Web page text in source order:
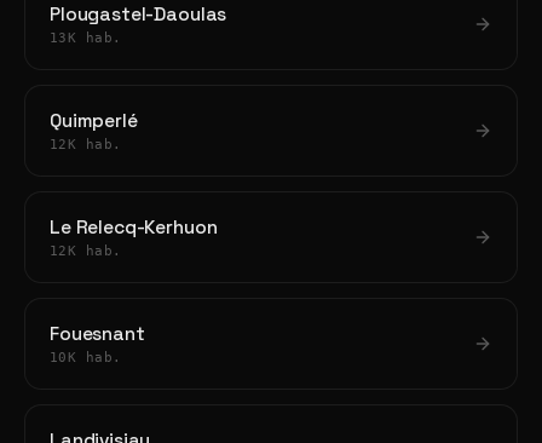
Plougastel-Daoulas
13K hab.
Quimperlé
12K hab.
Le Relecq-Kerhuon
12K hab.
Fouesnant
10K hab.